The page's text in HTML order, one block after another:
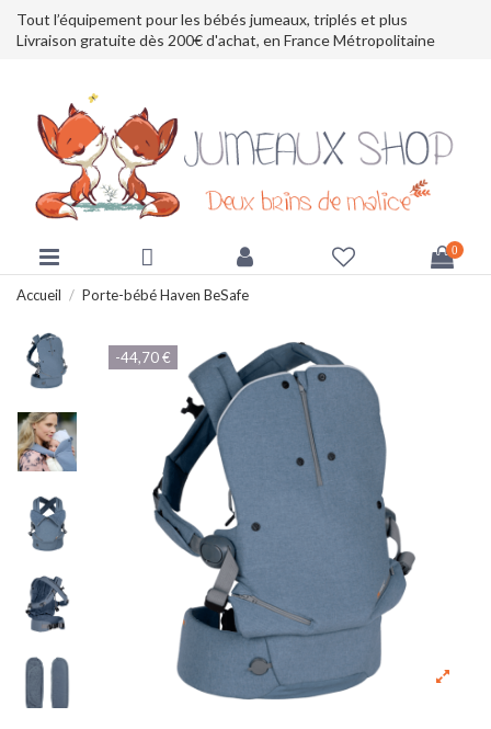
Tout l’équipement pour les bébés jumeaux, triplés et plus
Livraison gratuite dès 200€ d'achat, en France Métropolitaine
0
Accueil Porte-bébé Haven BeSafe
-44,70 €